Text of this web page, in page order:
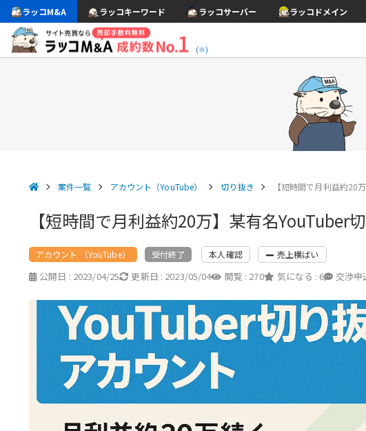
ラッコM&A ラッコキーワード ラッコサーバー ラッコドメイン
(※)
案件一覧 アカウント（YouTube） 切り抜き 【短時間で月利益約20
【短時間で月利益約20万】某有名YouTuber
アカウント （YouTube） 受付終了 本人確認 売上横ばい
公開日 : 2023/04/25 更新日 : 2023/05/04 閲覧 : 270 気になる : 6 交渉申